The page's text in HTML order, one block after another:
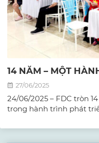
14 NĂM – MỘT
27/06/2025
24/06/2025 – FDC tròn
trong hành trình phát